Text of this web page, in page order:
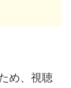
め、視聴